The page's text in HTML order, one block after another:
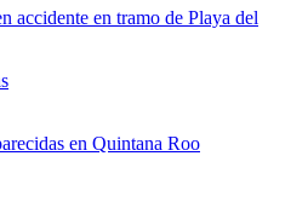
accidente en tramo de Playa del
en Quintana Roo